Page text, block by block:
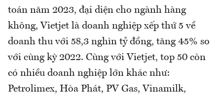
toán năm 2023, đại diện cho ngành hàng
không, Vietjet là doanh nghiệp xếp thứ 5 về
doanh thu với 58,3 nghìn tỷ đồng, tăng 45% so
với cùng kỳ 2022. Cùng với Vietjet, top 50 còn
có nhiều doanh nghiệp lớn khác như:
Petrolimex, Hòa Phát, PV Gas, Vinamilk,